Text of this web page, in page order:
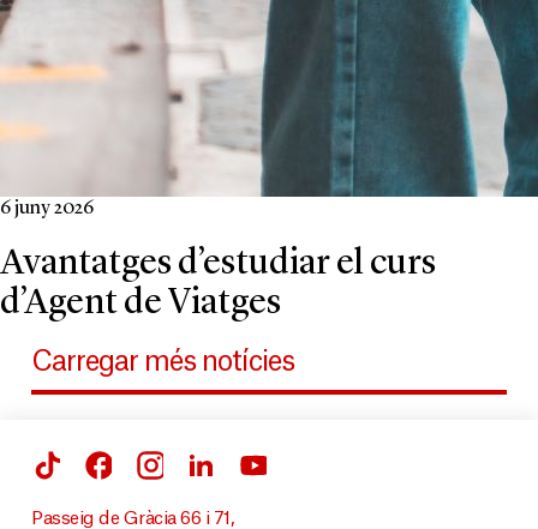
6 juny 2026
Avantatges d’estudiar el curs
d’Agent de Viatges
Carregar més notícies
Passeig de Gràcia 66 i 71,